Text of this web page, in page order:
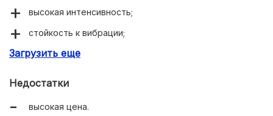
высокая интенсивность;
стойкость к вибрации;
качественное изготовление.
Загрузить еще
Недостатки
высокая цена.